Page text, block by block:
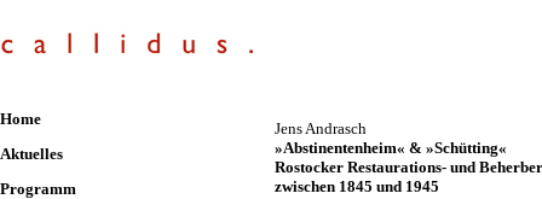
Home
Aktuelles
Programm
Jens Andrasch
»Abstinentenheim« & »Schütting«
Rostocker Restaurations- und
zwischen 1845 und 1945